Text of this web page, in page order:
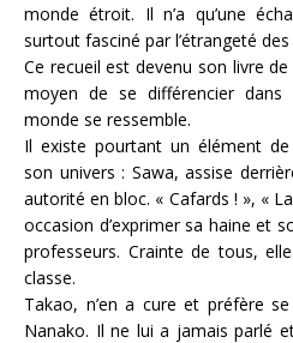
monde étroit. Il n’a qu’une
surtout fasciné par l’étrangeté des
Ce recueil est devenu son livre
moyen de se différencier
monde se ressemble.
Il existe pourtant un élément
son univers : Sawa, assise
autorité en bloc. « Cafards ! », «
occasion d’exprimer sa haine et
professeurs. Crainte de tous,
classe.
Takao, n’en a cure et préfère
Nanako. Il ne lui a jamais parlé